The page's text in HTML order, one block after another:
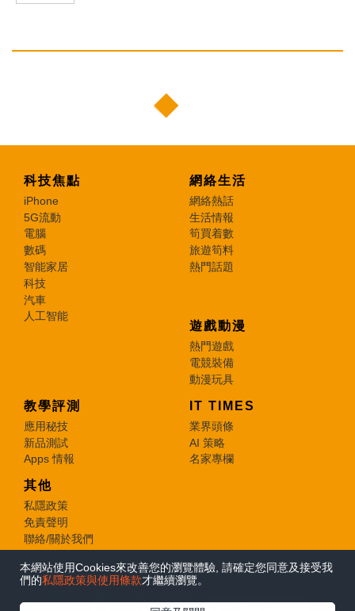
科技焦點
iPhone
5G流動
電腦
數碼
智能家居
科技
汽車
人工智能
網絡生活
網絡熱話
生活情報
筍買着數
旅遊筍料
熱門話題
遊戲動漫
熱門遊戲
電競裝備
動漫玩具
教學評測
應用秘技
新品測試
Apps 情報
IT TIMES
業界頭條
AI 策略
名家專欄
其他
私隱政策
免責聲明
聯絡/關於我們
© 2026 e-zone. All Rights Reserved.
本網站使用Cookies來改善您的瀏覽體驗, 請確定您同意及接受我
們的私隱政策與使用條款才繼續瀏覽。